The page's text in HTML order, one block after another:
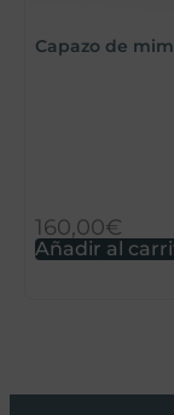
Capazo de
160,00€
Añadir al